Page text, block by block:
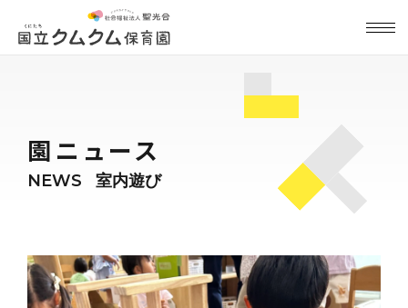
園ニュース
NEWS 室内遊び